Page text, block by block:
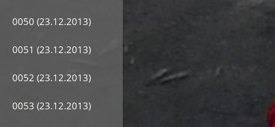
0050 (23.12.2013)
0051 (23.12.2013)
0052 (23.12.2013)
0053 (23.12.2013)